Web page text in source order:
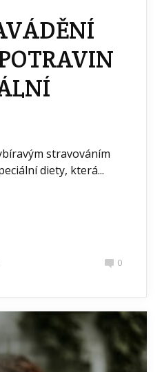
stravováním
diety, která...
0